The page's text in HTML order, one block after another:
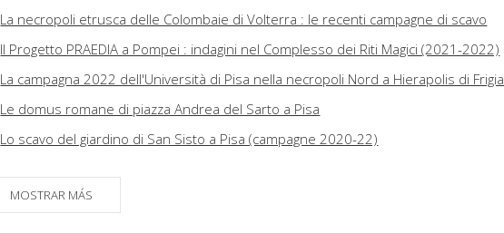
La necropoli etrusca delle Colombaie di Volterra : le recenti campagne di scavo
Il Progetto PRAEDIA a Pompei : indagini nel Complesso dei Riti Magici (2021-2022)
La campagna 2022 dell'Università di Pisa nella necropoli Nord a Hierapolis di Frigia
Le domus romane di piazza Andrea del Sarto a Pisa
Lo scavo del giardino di San Sisto a Pisa (campagne 2020-22)
MOSTRAR MÁS